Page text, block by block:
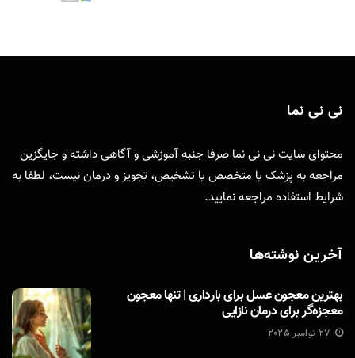
نی نی نما
محتوای سایت نی نی نما صرفا جنبه آموزشی و آگاهی داشته و جایگزین
مراجعه به پزشک یا متخصص یا تشخیص، تجویز و درمان نیست، لطفا به
شرایط استفاده مراجعه نمایید.
آخرین نوشته‌ها
بهترین معجون عسل برای بارداری | تنها معجون
معجزه‌گر برای درمان نازایی
27 نوامبر 2025